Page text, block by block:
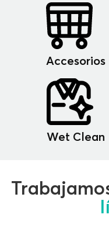
Accesorios
Wet Clean